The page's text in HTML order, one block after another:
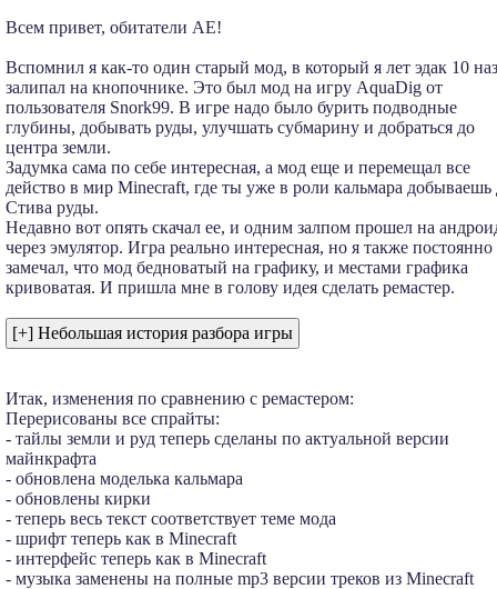
Всем привет, обитатели АЕ!
Вспомнил я как-то один старый мод, в который я лет эдак 10
залипал на кнопочнике. Это был мод на игру AquaDig от
пользователя Snork99. В игре надо было бурить подводные
глубины, добывать руды, улучшать субмарину и добраться до
центра земли.
Задумка сама по себе интересная, а мод еще и перемещал все
действо в мир Minecraft, где ты уже в роли кальмара добываешь
Cтива руды.
Недавно вот опять скачал ее, и одним залпом прошел на
через эмулятор. Игра реально интересная, но я также постоянно
замечал, что мод бедноватый на графику, и местами графика
кривоватая. И пришла мне в голову идея сделать ремастер.
Итак, изменения по сравнению с ремастером:
Перерисованы все спрайты:
- тайлы земли и руд теперь сделаны по актуальной версии
майнкрафта
- обновлена моделька кальмара
- обновлены кирки
- теперь весь текст соответствует теме мода
- шрифт теперь как в Minecraft
- интерфейс теперь как в Minecraft
- музыка заменены на полные mp3 версии треков из Minecraft